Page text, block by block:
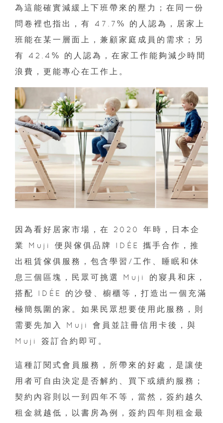
為這能確實減緩上下班帶來的壓力；在同一份
問卷裡也指出，有 47.7% 的人認為，居家上
班能在某一層面上，兼顧家庭成員的需求；另
有 42.4% 的人認為，在家工作能夠減少時間
浪費，更能專心在工作上。
因為看好居家市場，在 2020 年時，日本企
業 Muji 便與傢俱品牌 IDÉE 攜手合作，推
出租賃傢俱服務，包含學習/工作、睡眠和休
息三個區塊，民眾可挑選 Muji 的寢具和床，
搭配 IDÉE 的沙發、櫥櫃等，打造出一個充滿
極簡氛圍的家。如果民眾想要使用此服務，則
需要先加入 Muji 會員並註冊信用卡後，與
Muji 簽訂合約即可。
這種訂閱式會員服務，所帶來的好處，是讓使
用者可自由決定是否解約、買下或續約服務；
契約內容則以一到四年不等，當然，簽約越久
租金就越低，以書房為例，簽約四年則租金最